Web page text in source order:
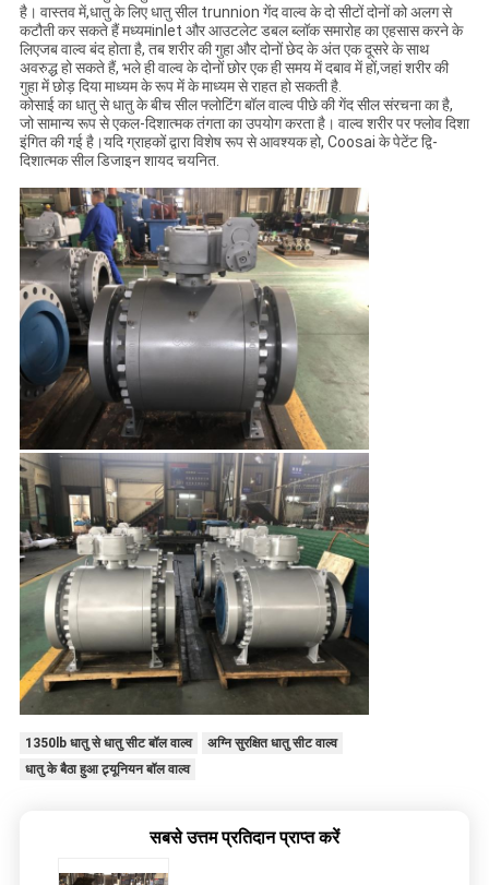
है। वास्तव में,धातु के लिए धातु सील trunnion गेंद वाल्व के दो सीटों दोनों को अलग से
कटौती कर सकते हैं मध्यमinlet और आउटलेट डबल ब्लॉक समारोह का एहसास करने के
लिएजब वाल्व बंद होता है, तब शरीर की गुहा और दोनों छेद के अंत एक दूसरे के साथ
अवरुद्ध हो सकते हैं, भले ही वाल्व के दोनों छोर एक ही समय में दबाव में हों,जहां शरीर की
गुहा में छोड़ दिया माध्यम के रूप में के माध्यम से राहत हो सकती है.
कोसाई का धातु से धातु के बीच सील फ्लोटिंग बॉल वाल्व पीछे की गेंद सील संरचना का है,
जो सामान्य रूप से एकल-दिशात्मक तंगता का उपयोग करता है। वाल्व शरीर पर फ्लोव दिशा
इंगित की गई है।यदि ग्राहकों द्वारा विशेष रूप से आवश्यक हो, Coosai के पेटेंट द्वि-
दिशात्मक सील डिजाइन शायद चयनित.
1350lb धातु से धातु सीट बॉल वाल्व
अग्नि सुरक्षित धातु सीट वाल्व
धातु के बैठा हुआ ट्र्यूनियन बॉल वाल्व
सबसे उत्तम प्रतिदान प्राप्त करें